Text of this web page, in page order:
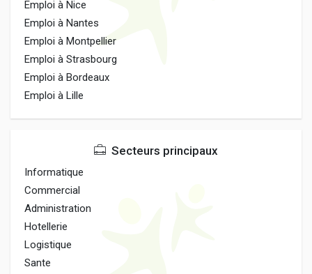
Emploi à Nice
Emploi à Nantes
Emploi à Montpellier
Emploi à Strasbourg
Emploi à Bordeaux
Emploi à Lille
Secteurs principaux
Informatique
Commercial
Administration
Hotellerie
Logistique
Sante